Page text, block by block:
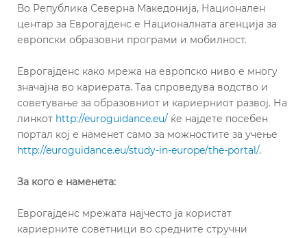
Во Република Северна Македонија, Национален
центар за Еврогајденс е Националната агенција за
европски образовни програми и мобилност.
Еврогајденс како мрежа на европско ниво е многу
значајна во кариерата. Таа спроведува водство и
советување за образовниот и кариерниот развој. На
линкот http://euroguidance.eu/ ќе најдете посебен
портал кој е наменет само за можностите за учење
http://euroguidance.eu/study-in-europe/the-portal/.
За кого е наменета:
Еврогајденс мрежата најчесто ја користат
кариерните советници во средните стручни